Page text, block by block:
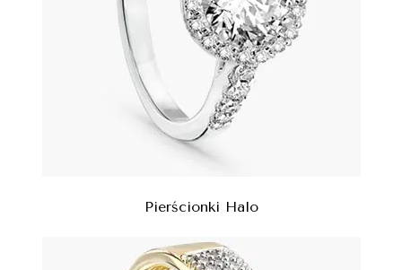
Pierścionki Halo